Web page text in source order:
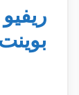
بوينت